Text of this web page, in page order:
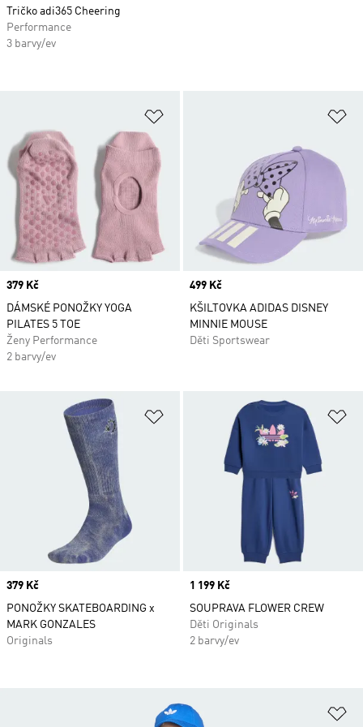
Price
379 Kč
DÁMSKÉ PONOŽKY YOGA
PILATES 5 TOE
Ženy Performance
2 barvy/ev
Price
499 Kč
KŠILTOVKA ADIDAS DISNEY
MINNIE MOUSE
Děti Sportswear
Přidat do seznamu přání
Price
379 Kč
PONOŽKY SKATEBOARDING x
MARK GONZALES
Originals
Price
1 199 Kč
SOUPRAVA FLOWER CREW
Děti Originals
2 barvy/ev
Tričko adi365 Cheering
Performance
3 barvy/ev